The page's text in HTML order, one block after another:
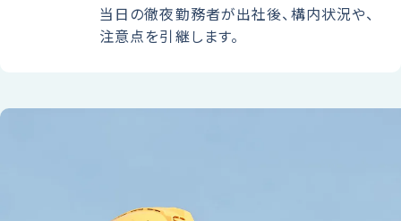
当日の徹夜勤務者が出社後、構内状況や、
注意点を引継します。